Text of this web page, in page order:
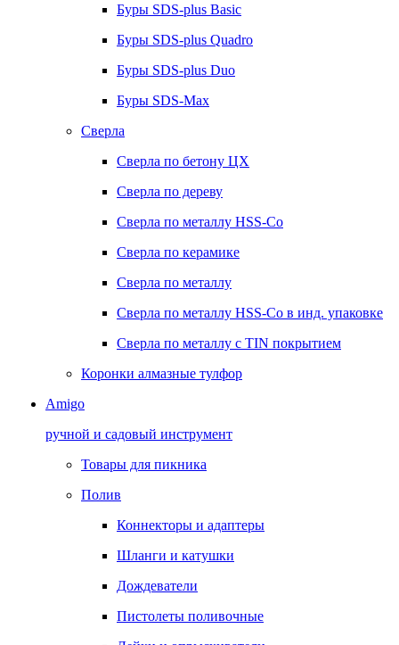
Буры SDS-plus Basic
Буры SDS-plus Quadro
Буры SDS-plus Duo
Буры SDS-Max
Сверла
Сверла по бетону ЦХ
Сверла по дереву
Сверла по металлу HSS-Co
Сверла по керамике
Сверла по металлу
Сверла по металлу HSS-Co в инд. упаковке
Сверла по металлу с TIN покрытием
Коронки алмазные тулфор
Amigo
ручной и садовый инструмент
Товары для пикника
Полив
Коннекторы и адаптеры
Шланги и катушки
Дождеватели
Пистолеты поливочные